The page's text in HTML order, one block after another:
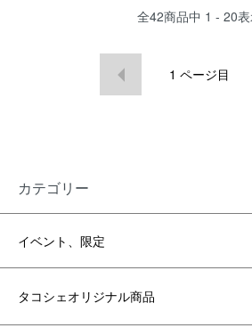
全42商品中 1 - 20
1 ページ目
カテゴリー
イベント、限定
タコシェオリジナル商品